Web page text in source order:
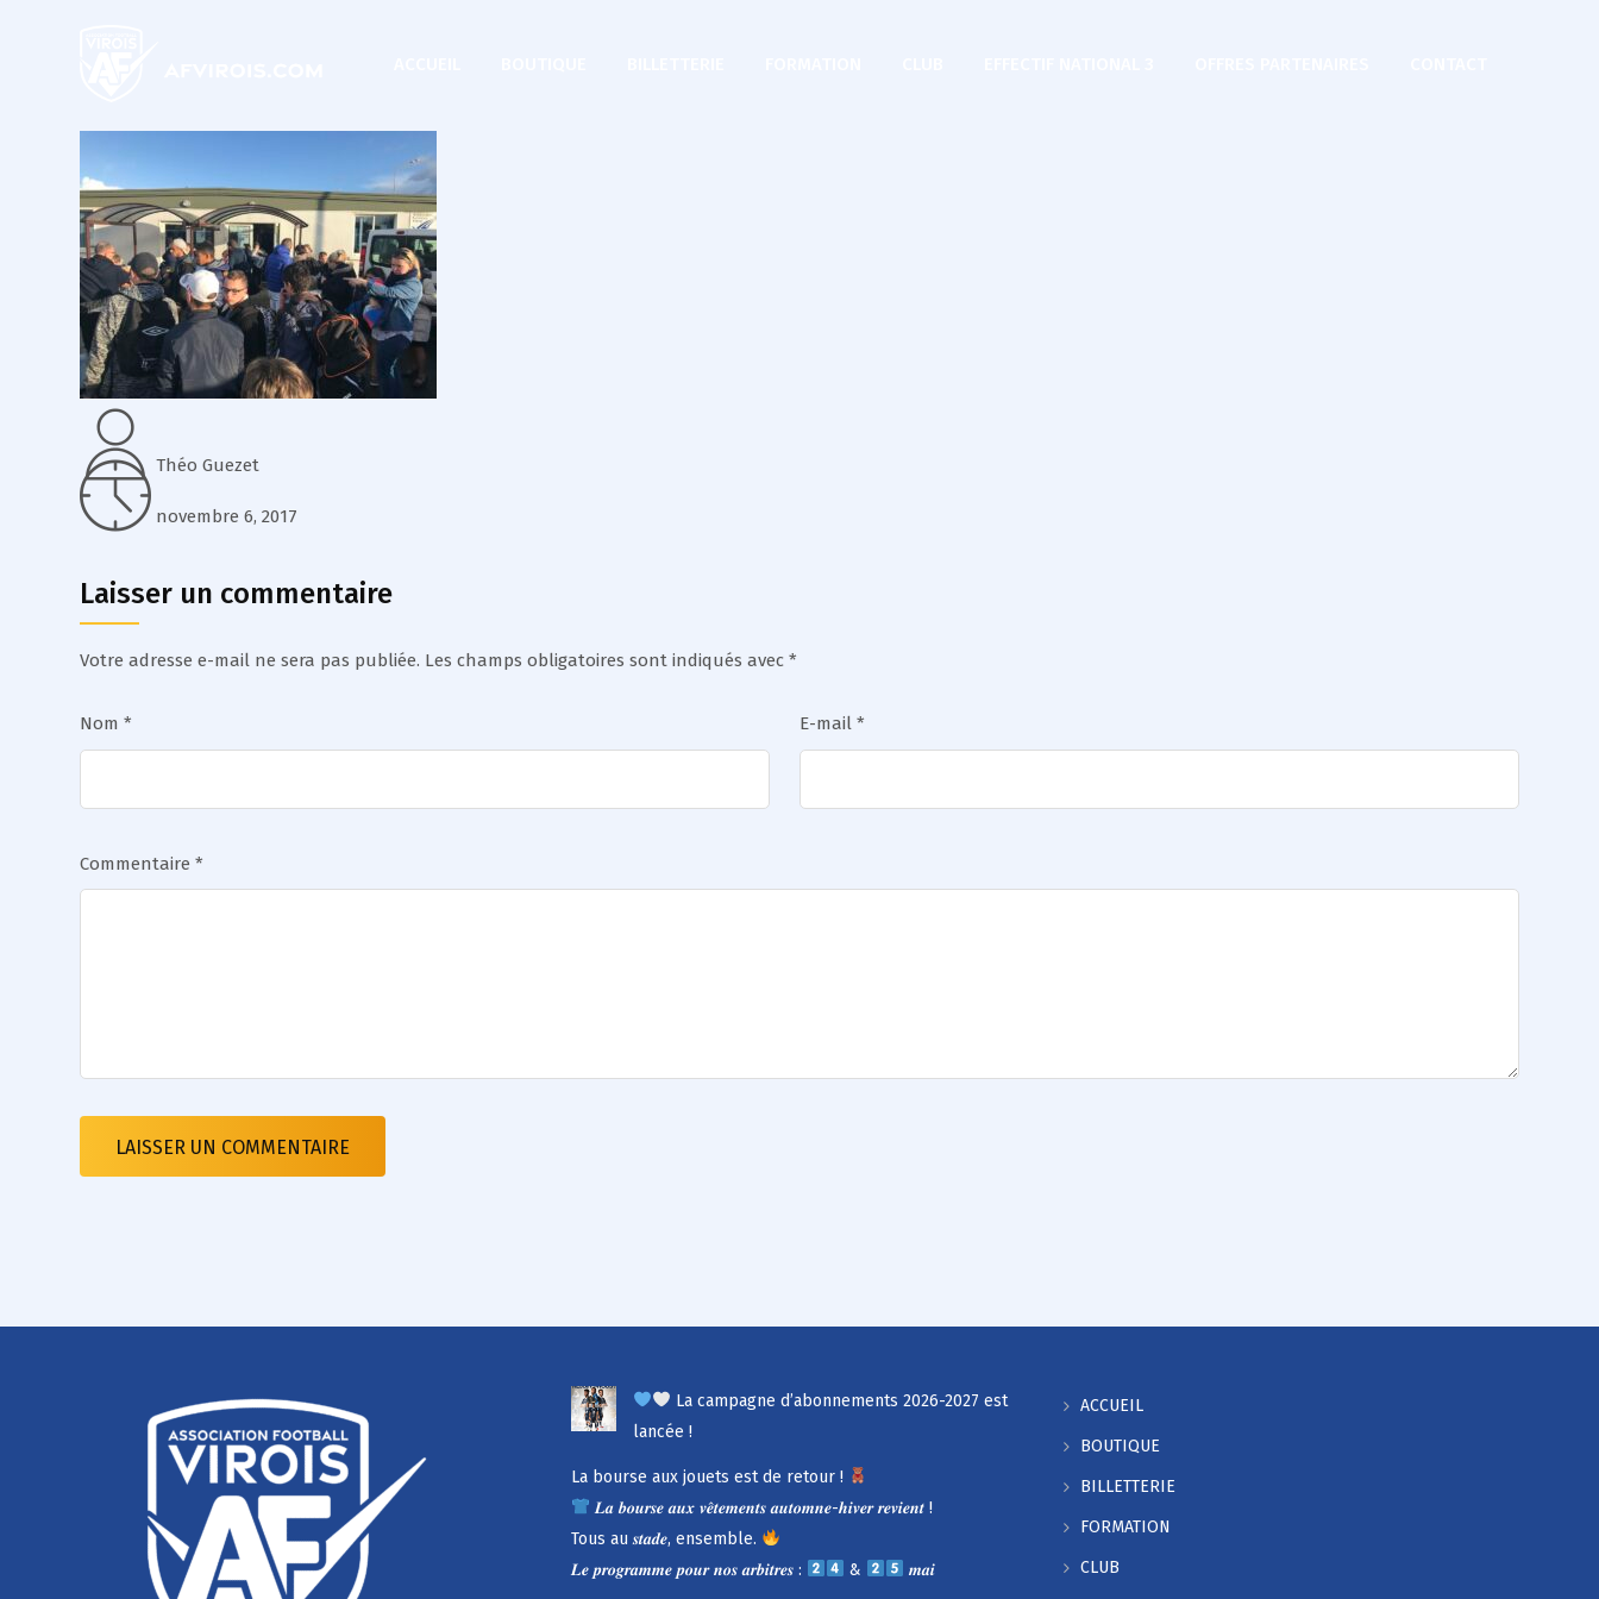
Théo Guezet
novembre 6, 2017
Laisser un commentaire
Votre adresse e-mail ne sera pas publiée. Les champs obligatoires sont indiqués avec *
Nom * E-mail *
Commentaire *
La campagne d’abonnements 2026-2027 est
lancée !
La bourse aux jouets est de retour !
𝑳𝒂 𝒃𝒐𝒖𝒓𝒔𝒆 𝒂𝒖𝒙 𝒗𝒆̂𝒕𝒆𝒎𝒆𝒏𝒕𝒔 𝒂𝒖𝒕𝒐𝒎𝒏𝒆-𝒉𝒊𝒗𝒆𝒓 𝒓𝒆𝒗𝒊𝒆𝒏𝒕 !
Tous au 𝒔𝒕𝒂𝒅𝒆, ensemble.
𝑳𝒆 𝒑𝒓𝒐𝒈𝒓𝒂𝒎𝒎𝒆 𝒑𝒐𝒖𝒓 𝒏𝒐𝒔 𝒂𝒓𝒃𝒊𝒕𝒓𝒆𝒔 :
& 𝒎𝒂𝒊
ACCUEIL
BOUTIQUE
BILLETTERIE
FORMATION
CLUB